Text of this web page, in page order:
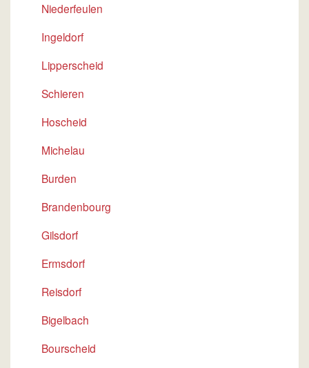
Niederfeulen
Ingeldorf
Lipperscheid
Schieren
Hoscheid
Michelau
Burden
Brandenbourg
Gilsdorf
Ermsdorf
Reisdorf
Bigelbach
Bourscheid